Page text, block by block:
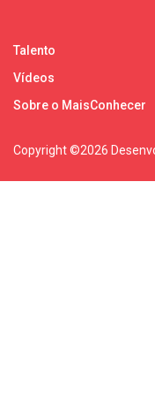
Talento
Vídeos
Sobre o MaisConhecer
Copyright ©2026